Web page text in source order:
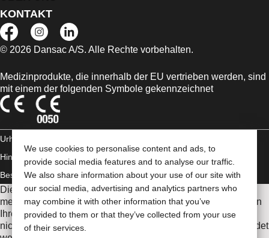
We use cookies to personalise content and ads, to
provide social media features and to analyse our traffic.
We also share information about your use of our site with
our social media, advertising and analytics partners who
may combine it with other information that you’ve
provided to them or that they’ve collected from your use
of their services.
KONTAKT
© 2026 Dansac A/S. Alle Rechte vorbehalten.
Medizinprodukte, die innerhalb der EU vertrieben werden, sind
mit einem der folgenden Symbole gekennzeichnet
Urheberrechts-
Hinweis/Nutzungsbedingungen
Impressum
Datenschutz-
Bestimmungen Umgang mit Cookies
Die Informationen auf dieser Website sind nicht als
medizinische Beratung gedacht und sollen die Empfehlungen
Ihres eigenen Arztes oder anderer medizinischer Fachkräfte
nicht ersetzen. Diese Website sollte auch nicht dazu verwendet